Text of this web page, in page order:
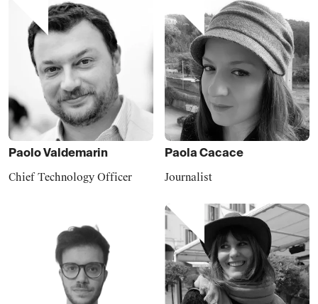
PaoloValdemarin
Chief Technology Officer
Paola Cacace
Journalist